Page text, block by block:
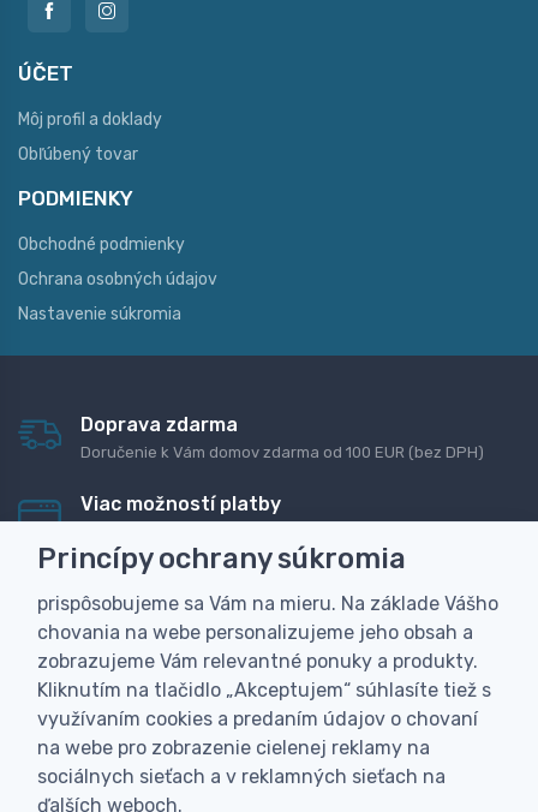
ÚČET
Môj profil a doklady
Obľúbený tovar
PODMIENKY
Obchodné podmienky
Ochrana osobných údajov
Nastavenie súkromia
Doprava zdarma
Doručenie k Vám domov zdarma od 100 EUR (bez DPH)
Viac možností platby
dobierku
Personalizácia
Vyrobíme Vám vlastný originálny darček
Skúsenosť
Široký sortiment, z ktorého Vám pomôžeme vybrať
Princípy ochrany súkromia
prispôsobujeme sa Vám na mieru. Na základe Vášho
chovania na webe personalizujeme jeho obsah a
zobrazujeme Vám relevantné ponuky a produkty.
Kliknutím na tlačidlo „Akceptujem“ súhlasíte tiež s
využívaním cookies a predaním údajov o chovaní
na webe pro zobrazenie cielenej reklamy na
sociálnych sieťach a v reklamných sieťach na
ďalších weboch.